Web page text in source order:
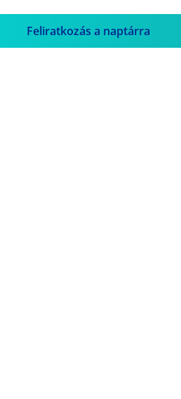
Feliratkozás a naptárra